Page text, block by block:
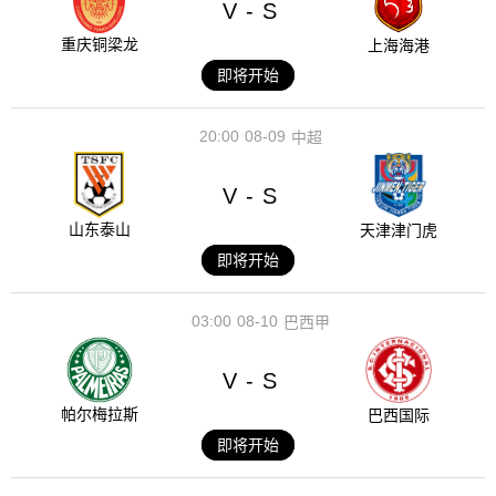
重庆铜梁龙
V - S
上海海港
即将开始
08-09
20:00 中超
山东泰山
V - S
天津津门虎
即将开始
08-10
03:00 巴西甲
帕尔梅拉斯
V - S
巴西国际
即将开始